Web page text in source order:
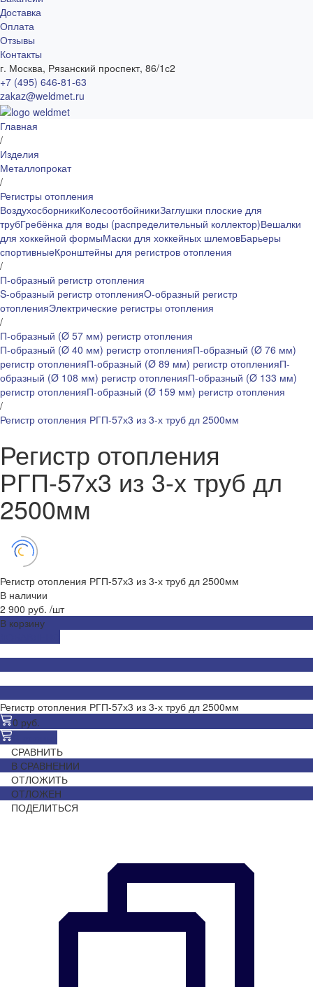
Доставка
Оплата
Отзывы
Контакты
г. Москва, Рязанский проспект, 86/1с2
+7 (495) 646-81-63
zakaz@weldmet.ru
Главная
/
Изделия
Металлопрокат
/
Регистры отопления
ВоздухосборникиКолесоотбойникиЗаглушки плоские для
трубГребёнка для воды (распределительный коллектор)Вешалки
для хоккейной формыМаски для хоккейных шлемовБарьеры
спортивныеКронштейны для регистров отопления
/
П-образный регистр отопления
S-образный регистр отопленияO-образный регистр
отопленияЭлектрические регистры отопления
/
П-образный (Ø 57 мм) регистр отопления
П-образный (Ø 40 мм) регистр отопленияП-образный (Ø 76 мм)
регистр отопленияП-образный (Ø 89 мм) регистр отопленияП-
образный (Ø 108 мм) регистр отопленияП-образный (Ø 133 мм)
регистр отопленияП-образный (Ø 159 мм) регистр отопления
/
Регистр отопления РГП-57х3 из 3-х труб дл 2500мм
Регистр отопления
РГП-57х3 из 3-х труб дл
2500мм
Регистр отопления РГП-57х3 из 3-х труб дл 2500мм
В наличии
2 900 руб. /шт
В корзину
Регистр отопления РГП-57х3 из 3-х труб дл 2500мм
0 руб.
СРАВНИТЬ
В СРАВНЕНИИ
ОТЛОЖИТЬ
ОТЛОЖЕН
ПОДЕЛИТЬСЯ